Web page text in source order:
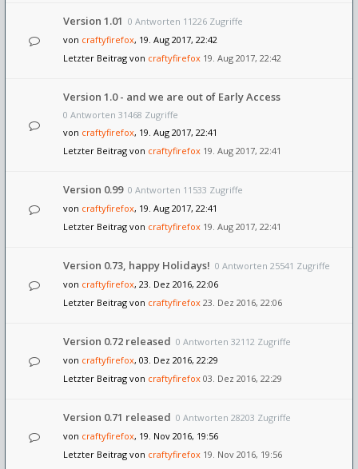
Version 1.01 0 Antworten 11226 Zugriffe
von craftyfirefox, 19. Aug 2017, 22:42
Letzter Beitrag von craftyfirefox 19. Aug 2017, 22:42
Version 1.0 - and we are out of Early Access
0 Antworten 31468 Zugriffe
von craftyfirefox, 19. Aug 2017, 22:41
Letzter Beitrag von craftyfirefox 19. Aug 2017, 22:41
Version 0.99 0 Antworten 11533 Zugriffe
von craftyfirefox, 19. Aug 2017, 22:41
Letzter Beitrag von craftyfirefox 19. Aug 2017, 22:41
Version 0.73, happy Holidays! 0 Antworten 25541 Zugriffe
von craftyfirefox, 23. Dez 2016, 22:06
Letzter Beitrag von craftyfirefox 23. Dez 2016, 22:06
Version 0.72 released 0 Antworten 32112 Zugriffe
von craftyfirefox, 03. Dez 2016, 22:29
Letzter Beitrag von craftyfirefox 03. Dez 2016, 22:29
Version 0.71 released 0 Antworten 28203 Zugriffe
von craftyfirefox, 19. Nov 2016, 19:56
Letzter Beitrag von craftyfirefox 19. Nov 2016, 19:56